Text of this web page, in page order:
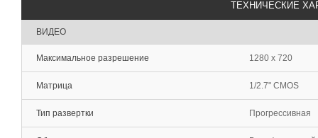
ТЕХНИЧЕСКИЕ
ВИДЕО
Максимальное разрешение 1280 x 720
Матрица 1/2.7" CMOS
Тип развертки Прогрессивная